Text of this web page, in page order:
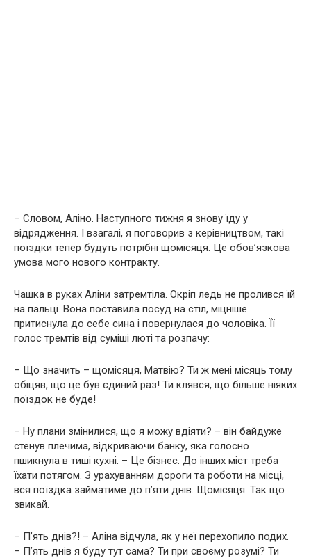
– Словом, Аліно. Наступного тижня я знову їду у
відрядження. І взагалі, я поговорив з керівництвом, такі
поїздки тепер будуть потрібні щомісяця. Це обов’язкова
умова мого нового контракту.
Чашка в руках Аліни затремтіла. Окріп ледь не пролився їй
на пальці. Вона поставила посуд на стіл, міцніше
притиснула до себе сина і повернулася до чоловіка. Її
голос тремтів від суміші люті та розпачу:
– Що значить – щомісяця, Матвію? Ти ж мені місяць тому
обіцяв, що це був єдиний раз! Ти клявся, що більше ніяких
поїздок не буде!
– Ну плани змінилися, що я можу вдіяти? – він байдуже
стенув плечима, відкриваючи банку, яка голосно
пшикнула в тиші кухні. – Це бізнес. До інших міст треба
їхати потягом. З урахуванням дороги та роботи на місці,
вся поїздка займатиме до п’яти днів. Щомісяця. Так що
звикай.
– П’ять днів?! – Аліна відчула, як у неї перехопило подих.
– П’ять днів я буду тут сама? Ти при своєму розумі? Ти